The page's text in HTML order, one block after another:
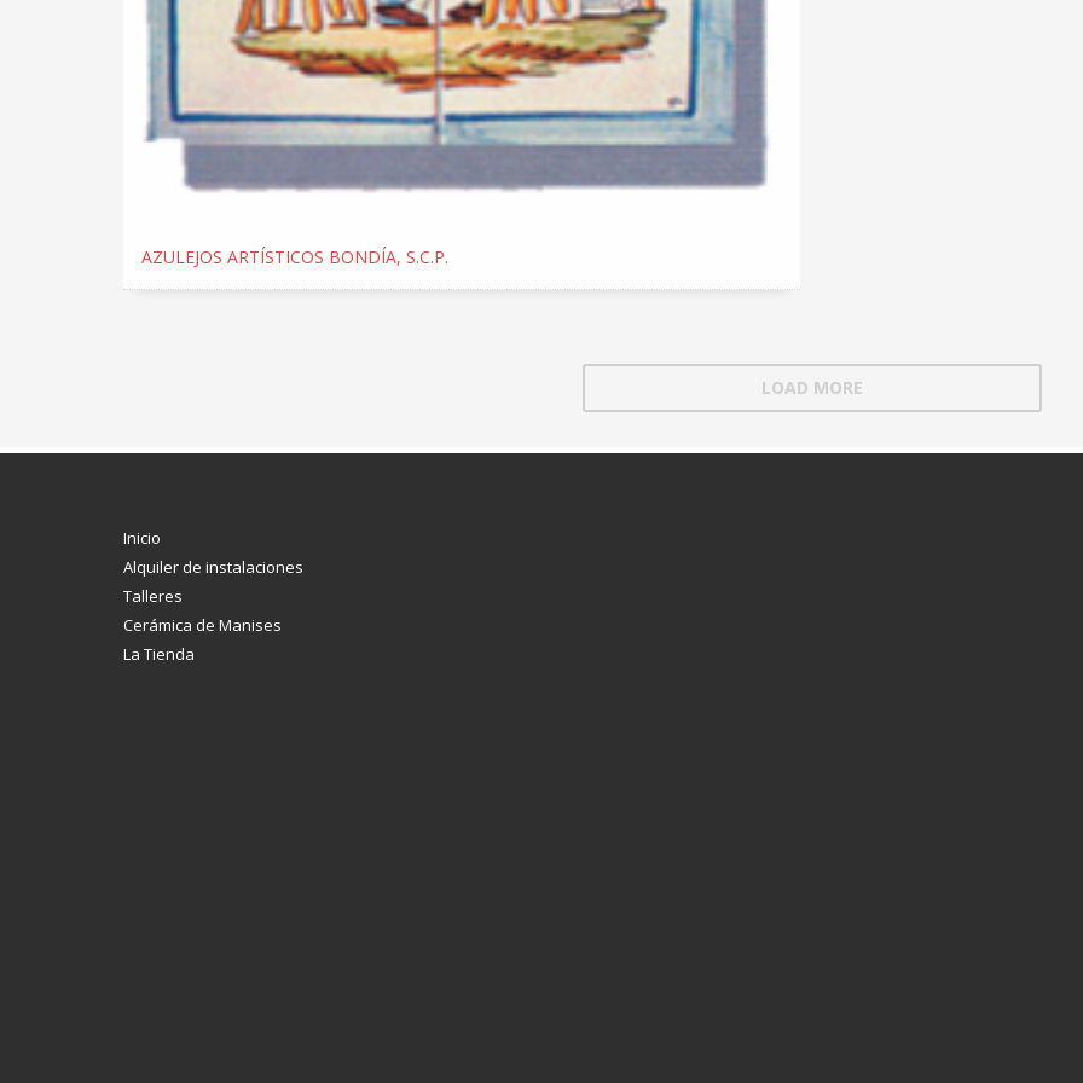
AZULEJOS ARTÍSTICOS BONDÍA, S.C.P.
LOAD MORE
Inicio
Alquiler de instalaciones
Talleres
Cerámica de Manises
La Tienda